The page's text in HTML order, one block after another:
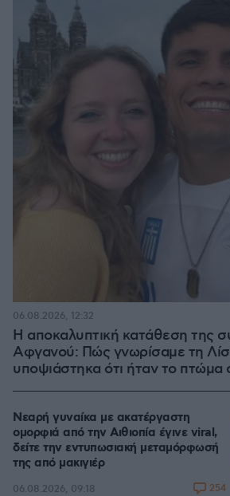
Η αποκαλυπτική κατάθεση της
Αφγανού: Πώς γνωρίσαμε τη
υποψιάστηκα ότι ήταν το πτώμα
06.08.2026, 12:32
Νεαρή γυναίκα με ακατέργαστη
ομορφιά από την Αιθιοπία έγινε viral,
δείτε την εντυπωσιακή μεταμόρφωσή
της από μακιγιέρ
06.08.2026, 09:18 254